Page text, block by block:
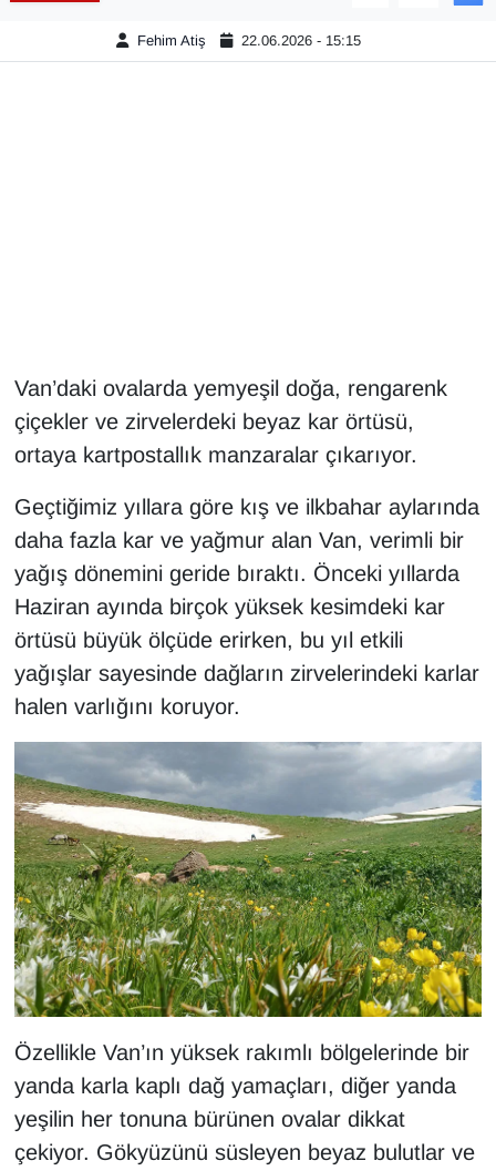
Fehim Atiş 22.06.2026 - 15:15
Van’daki ovalarda yemyeşil doğa, rengarenk
çiçekler ve zirvelerdeki beyaz kar örtüsü,
ortaya kartpostallık manzaralar çıkarıyor.
Geçtiğimiz yıllara göre kış ve ilkbahar aylarında
daha fazla kar ve yağmur alan Van, verimli bir
yağış dönemini geride bıraktı. Önceki yıllarda
Haziran ayında birçok yüksek kesimdeki kar
örtüsü büyük ölçüde erirken, bu yıl etkili
yağışlar sayesinde dağların zirvelerindeki karlar
halen varlığını koruyor.
Özellikle Van’ın yüksek rakımlı bölgelerinde bir
yanda karla kaplı dağ yamaçları, diğer yanda
yeşilin her tonuna bürünen ovalar dikkat
çekiyor. Gökyüzünü süsleyen beyaz bulutlar ve
En çok konuşulanlar
Kadın
Kamu Alımları
Kim Kimdir?
Kültür & Sanat
KURDÎ
MAGAZİN
MEDYA
ONE EKONOMİ
POLİTİKA
Resmi İlanlar
SAĞLIK
Seri İlan